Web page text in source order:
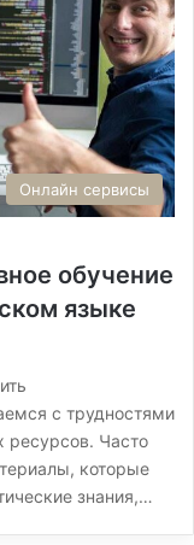
Онлайн сервисы
обучение
языке
с трудностями
ресурсов. Часто
которые
знания,…